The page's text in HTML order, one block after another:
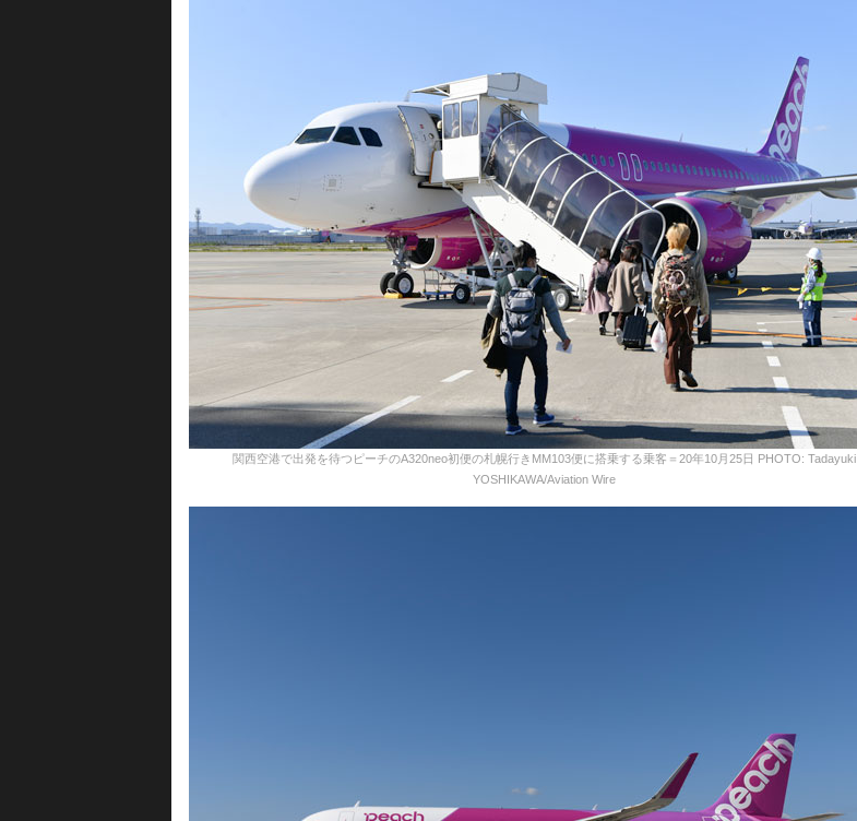
関西空港で出発を待つピーチのA320neo初便の札幌行きMM103便に搭乗する乗客＝20年10月25日 PHOTO: Tadayuki
YOSHIKAWA/Aviation Wire